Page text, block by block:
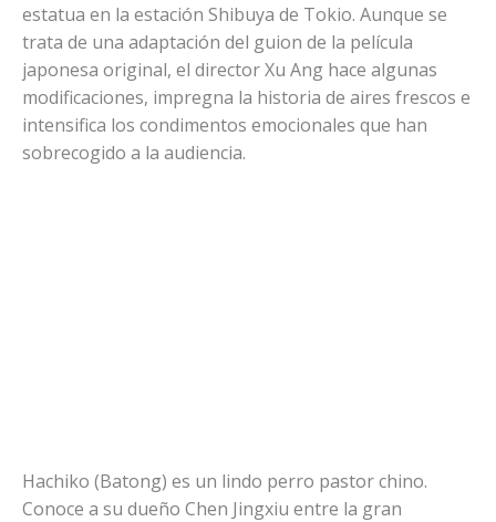
estatua en la estación Shibuya de Tokio. Aunque se
trata de una adaptación del guion de la película
japonesa original, el director Xu Ang hace algunas
modificaciones, impregna la historia de aires frescos e
intensifica los condimentos emocionales que han
sobrecogido a la audiencia.
Hachiko (Batong) es un lindo perro pastor chino.
Conoce a su dueño Chen Jingxiu entre la gran